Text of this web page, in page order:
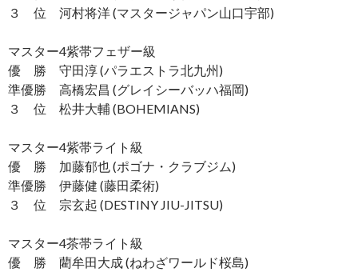
３ 位 河村将洋 (マスタージャパン山口宇部)
マスター4紫帯フェザー級
優 勝 守田淳 (パラエストラ北九州)
準優勝 高橋宏昌 (グレイシーバッハ福岡)
３ 位 松井大輔 (BOHEMIANS)
マスター4紫帯ライト級
優 勝 加藤郁也 (ポゴナ・クラブジム)
準優勝 伊藤健 (藤田柔術)
３ 位 宗玄起 (DESTINY JIU-JITSU)
マスター4茶帯ライト級
優 勝 藺牟田大成 (ねわざワールド桜島)